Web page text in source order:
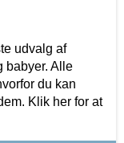
udvalg af
babyer. Alle
du kan
Klik her for at